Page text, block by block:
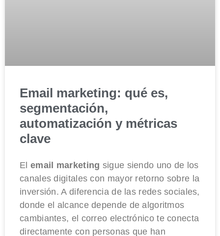
Email marketing: qué es,
segmentación,
automatización y métricas
clave
El email marketing sigue siendo uno de los
canales digitales con mayor retorno sobre la
inversión. A diferencia de las redes sociales,
donde el alcance depende de algoritmos
cambiantes, el correo electrónico te conecta
directamente con personas que han